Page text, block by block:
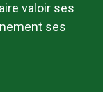
valoir ses
ses